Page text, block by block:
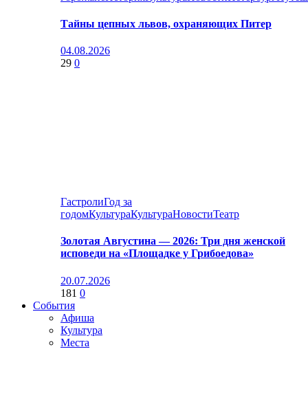
Тайны цепных львов, охраняющих Питер
04.08.2026
29 0
ГастролиГод за
годомКультураКультураНовостиТеатр
Золотая Августина — 2026: Три дня женской
исповеди на «Площадке у Грибоедова»
20.07.2026
181 0
События
Афиша
Культура
Места